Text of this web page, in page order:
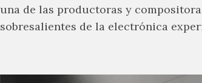
una de las productoras y
sobresalientes de la electrónica